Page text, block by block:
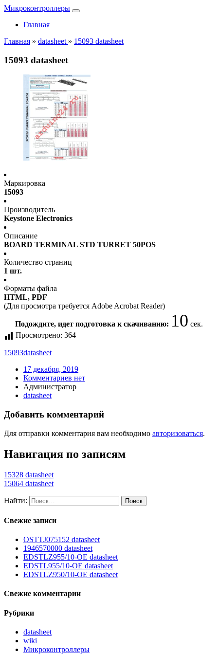
Микроконтроллеры
Главная
Главная » datasheet » 15093 datasheet
15093 datasheet
Маркировка
15093
Производитель
Keystone Electronics
Описание
BOARD TERMINAL STD TURRET 50POS
Количество страниц
1 шт.
Форматы файла
HTML, PDF
(Для просмотра требуется Adobe Acrobat Reader)
Подождите, идет подготовка к скачиванию: 10 сек.
Просмотрено: 364
15093datasheet
17 декабря, 2019
Комментариев нет
Администратор
datasheet
Добавить комментарий
Для отправки комментария вам необходимо авторизоваться.
Навигация по записям
15328 datasheet
15064 datasheet
Найти:
Свежие записи
OSTTJ075152 datasheet
1946570000 datasheet
EDSTLZ955/10-OE datasheet
EDSTL955/10-OE datasheet
EDSTLZ950/10-OE datasheet
Свежие комментарии
Рубрики
datasheet
wiki
Микроконтроллеры